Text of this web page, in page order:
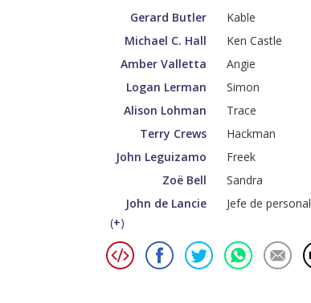
Gerard Butler
Kable
Michael C. Hall
Ken Castle
Amber Valletta
Angie
Logan Lerman
Simon
Alison Lohman
Trace
Terry Crews
Hackman
John Leguizamo
Freek
Zoë Bell
Sandra
John de Lancie
Jefe de personal
(+)